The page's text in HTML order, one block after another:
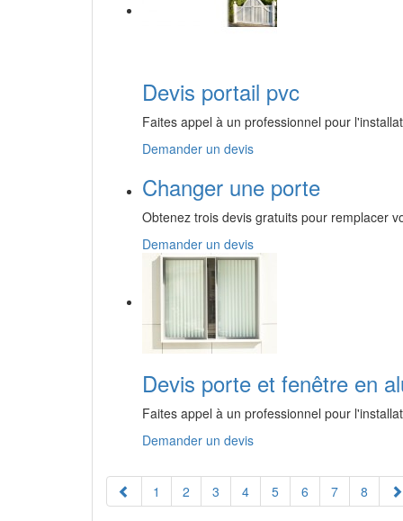
Devis portail pvc
Faites appel à un professionnel pour
Demander un devis
Changer une porte
Obtenez trois devis gratuits pour remplacer
Demander un devis
Devis porte et fenêtre en
Faites appel à un professionnel pour
Demander un devis
1 2 3 4 5 6 7 8